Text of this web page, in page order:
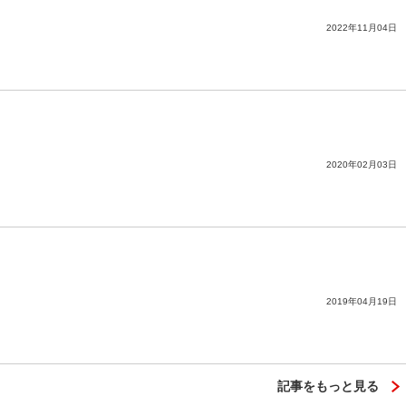
2022年11月04日
2020年02月03日
2019年04月19日
記事をもっと見る